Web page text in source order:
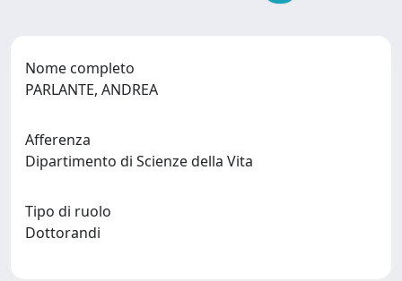
Nome completo
PARLANTE, ANDREA
Afferenza
Dipartimento di Scienze della Vita
Tipo di ruolo
Dottorandi